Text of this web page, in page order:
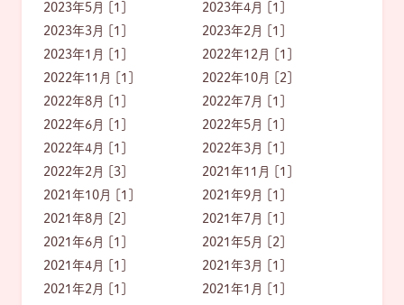
2023年5月 [1]
2023年4月 [1]
2023年3月 [1]
2023年2月 [1]
2023年1月 [1]
2022年12月 [1]
2022年11月 [1]
2022年10月 [2]
2022年8月 [1]
2022年7月 [1]
2022年6月 [1]
2022年5月 [1]
2022年4月 [1]
2022年3月 [1]
2022年2月 [3]
2021年11月 [1]
2021年10月 [1]
2021年9月 [1]
2021年8月 [2]
2021年7月 [1]
2021年6月 [1]
2021年5月 [2]
2021年4月 [1]
2021年3月 [1]
2021年2月 [1]
2021年1月 [1]